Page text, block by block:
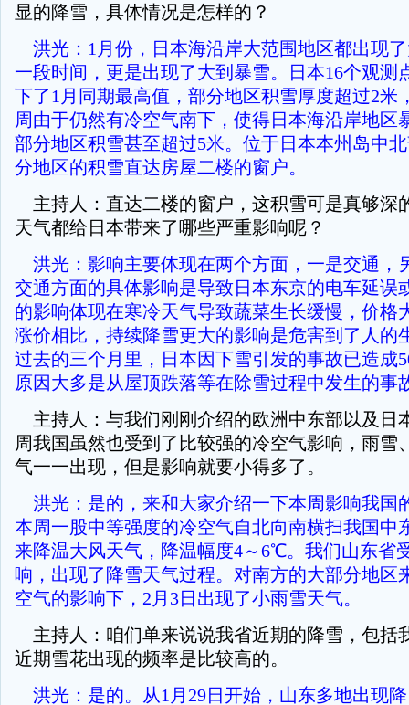
显的降雪，具体情况是怎样的？
洪光：1月份，日本海沿岸大范围地区都出现
一段时间，更是出现了大到暴雪。日本16个观测
下了1月同期最高值，部分地区积雪厚度超过2米
周由于仍然有冷空气南下，使得日本海沿岸地区
部分地区积雪甚至超过5米。位于日本本州岛中
分地区的积雪直达房屋二楼的窗户。
主持人：直达二楼的窗户，这积雪可是真够深
天气都给日本带来了哪些严重影响呢？
洪光：影响主要体现在两个方面，一是交通，
交通方面的具体影响是导致日本东京的电车延误
的影响体现在寒冷天气导致蔬菜生长缓慢，价格
涨价相比，持续降雪更大的影响是危害到了人的
过去的三个月里，日本因下雪引发的事故已造成
原因大多是从屋顶跌落等在除雪过程中发生的事
主持人：与我们刚刚介绍的欧洲中东部以及日
周我国虽然也受到了比较强的冷空气影响，雨雪
气一一出现，但是影响就要小得多了。
洪光：是的，来和大家介绍一下本周影响我国
本周一股中等强度的冷空气自北向南横扫我国中
来降温大风天气，降温幅度4～6℃。我们山东省
响，出现了降雪天气过程。对南方的大部分地区
空气的影响下，2月3日出现了小雨雪天气。
主持人：咱们单来说说我省近期的降雪，包括
近期雪花出现的频率是比较高的。
洪光：是的。从1月29日开始，山东多地出现